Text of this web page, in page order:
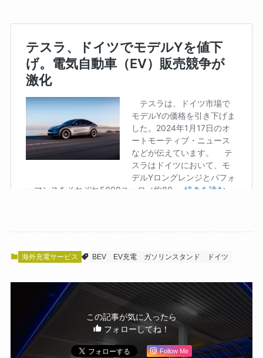
海外充電サービス BEV EV充電 ガソリンスタンド ドイツ
この記事が気に入ったら
フォローしてね！
Follow Me